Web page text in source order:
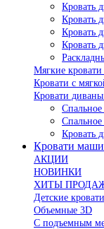
Кровать
Кровать
Кровать
Кровать
Мягкие
Кровати с
Кровати
Спальное
Спальное
Кровать
Кровати
АКЦИИ
НОВИНКИ
ХИТЫ
Детские
Объемные 3D
С подъемным